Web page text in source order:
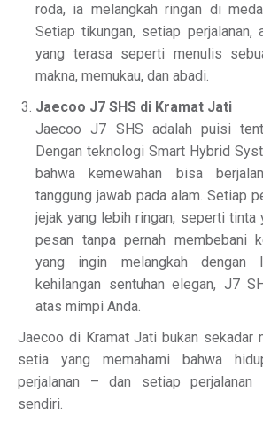
roda, ia melangkah ringan di
Setiap tikungan, setiap perjalanan,
yang terasa seperti menulis
makna, memukau, dan abadi.
Jaecoo J7 SHS di Kramat Jati
Jaecoo J7 SHS adalah puisi
Dengan teknologi Smart Hybrid
bahwa kemewahan bisa
tanggung jawab pada alam. Setiap
jejak yang lebih ringan, seperti tinta
pesan tanpa pernah membebani
yang ingin melangkah dengan
kehilangan sentuhan elegan, J7
atas mimpi Anda.
Jaecoo di Kramat Jati bukan sekadar
setia yang memahami bahwa
perjalanan – dan setiap perjalanan
sendiri.